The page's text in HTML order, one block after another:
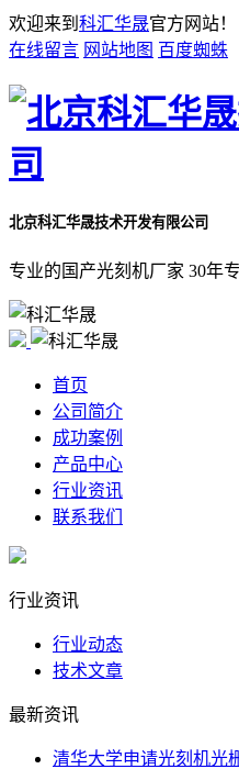
欢迎来到 科汇华晟官方网站！
在线留言 网站地图 百度蜘蛛
北京科汇华晟技术开发有限公司
专业的国产光刻机厂家 30年
首页
公司简介
成功案例
产品中心
行业资讯
联系我们
行业资讯
行业动态
技术文章
最新资讯
清华大学申请光刻机光